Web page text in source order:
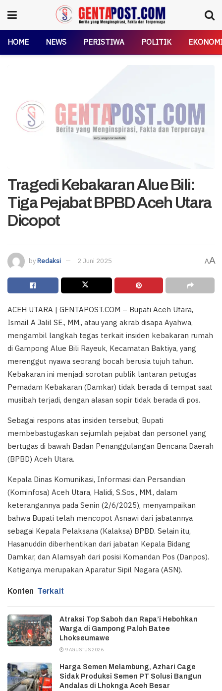
HOME NEWS PERISTIWA POLITIK
Tragedi Kebakaran Alue Bili:
Tiga Pejabat BPBD Aceh Utara
Dicopot
byRedaksi 2 Juni 2025 AA
ACEH UTARA | GENTAPOST.COM – Bupati Aceh Utara,
Ismail A Jalil SE., MM., atau yang akrab disapa Ayahwa,
mengambil langkah tegas terkait insiden kebakaran rumah
di Gampong Alue Bili Rayeuk, Kecamatan Baktiya, yang
merenggut nyawa seorang bocah berusia tujuh tahun.
Kebakaran ini menjadi sorotan publik lantaran petugas
Pemadam Kebakaran (Damkar) tidak berada di tempat saat
musibah terjadi, dengan alasan sopir tidak berada di pos.
Sebagai respons atas insiden tersebut, Bupati
membebastugaskan sejumlah pejabat dan personel yang
bertugas di bawah Badan Penanggulangan Bencana Daerah
(BPBD) Aceh Utara.
Kepala Dinas Komunikasi, Informasi dan Persandian
(Kominfosa) Aceh Utara, Halidi, S.Sos., MM., dalam
keterangannya pada Senin (2/6/2025), menyampaikan
bahwa Bupati telah mencopot Asnawi dari jabatannya
sebagai Kepala Pelaksana (Kalaksa) BPBD. Selain itu,
Hasanuddin diberhentikan dari jabatan Kepala Bidang
Damkar, dan Alamsyah dari posisi Komandan Pos (Danpos).
Ketiganya merupakan Aparatur Sipil Negara (ASN).
Konten Terkait
Atraksi Top Saboh dan Rapa’i Hebohkan
Warga di Gampong Paloh Batee
Lhokseumawe
9 AGUSTUS 2026
Harga Semen Melambung, Azhari Cage
Sidak Produksi Semen PT Solusi Bangun
Andalas di Lhoknga Aceh Besar